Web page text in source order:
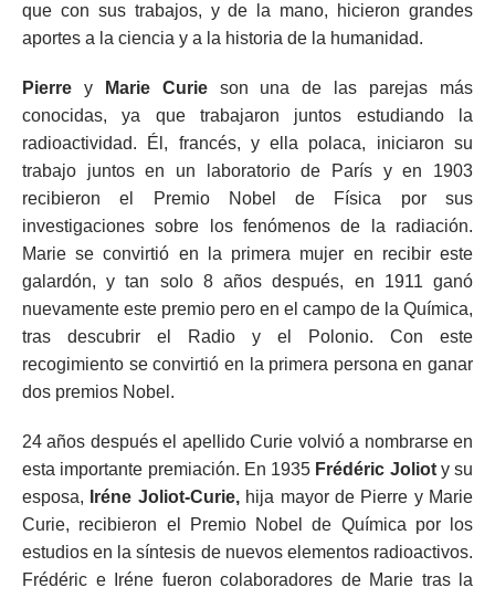
que con sus trabajos, y de la mano, hicieron grandes
aportes a la ciencia y a la historia de la humanidad.
Pierre yMarie Curie son una de las parejas más
conocidas, ya que trabajaron juntos estudiando la
radioactividad. Él, francés, y ella polaca, iniciaron su
trabajo juntos en un laboratorio de París y en 1903
recibieron el Premio Nobel de Física por sus
investigaciones sobre los fenómenos de la radiación.
Marie se convirtió en la primera mujer en recibir este
galardón, y tan solo 8 años después, en 1911 ganó
nuevamente este premio pero en el campo de la Química,
tras descubrir el Radio y el Polonio. Con este
recogimiento se convirtió en la primera persona en ganar
dos premios Nobel.
24 años después el apellido Curie volvió a nombrarse en
esta importante premiación. En 1935 Frédéric Joliot y su
esposa, Iréne Joliot-Curie, hija mayor de Pierre y Marie
Curie, recibieron el Premio Nobel de Química por los
estudios en la síntesis de nuevos elementos radioactivos.
Frédéric e Iréne fueron colaboradores de Marie tras la